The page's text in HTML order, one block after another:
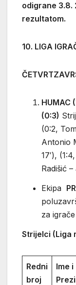
odigrane 3.8.
rezultatom.
10. LIGA
HUMAC
(0:3)
(0:2,
Antonio
17′),
Radišić
Ekipa
za
Strijelci (Liga
Redni
broj
Ime i